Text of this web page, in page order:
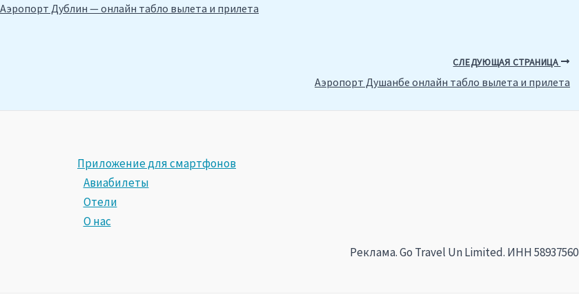
Аэропорт Дублин — онлайн табло вылета и прилета
СЛЕДУЮЩАЯ СТРАНИЦА
Аэропорт Душанбе онлайн табло вылета и прилета
Приложение для смартфонов
Авиабилеты
Отели
О нас
Реклама. Go Travel Un Limited. ИНН 58937560